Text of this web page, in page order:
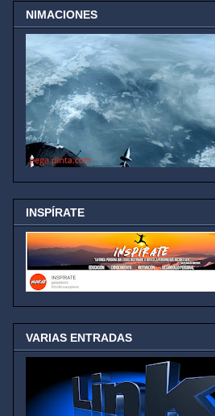
NIMACIONES
INSPÍRATE
VARIAS ENTRADAS